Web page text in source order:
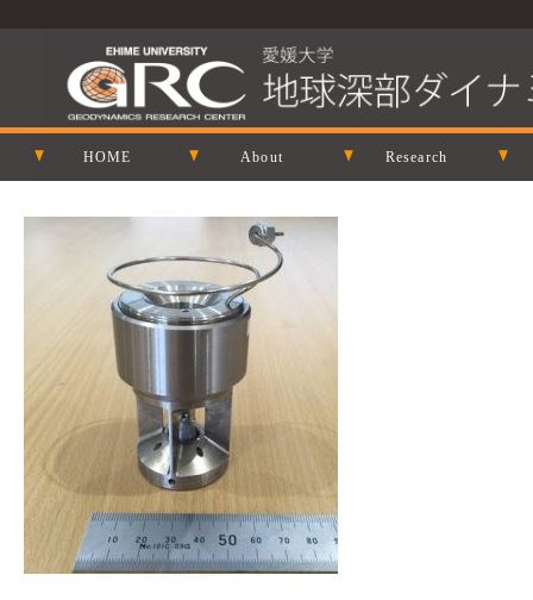
HOME About Research